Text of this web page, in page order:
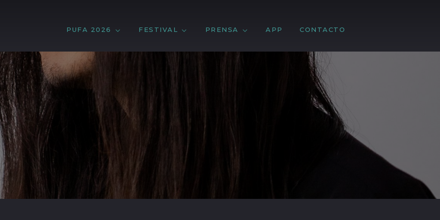
PUFA 2026 FESTIVAL PRENSA APP CONTACTO